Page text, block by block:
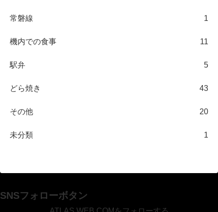
常磐線 1
機内での食事 11
駅弁 5
どら焼き 43
その他 20
未分類 1
SNSフォローボタン